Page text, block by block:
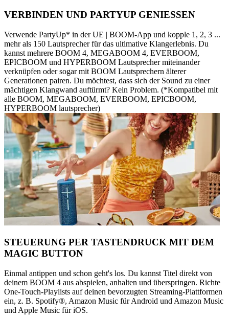
VERBINDEN UND PARTYUP GENIESSEN
Verwende PartyUp* in der UE | BOOM-App und kopple 1, 2, 3 ...
mehr als 150 Lautsprecher für das ultimative Klangerlebnis. Du
kannst mehrere BOOM 4, MEGABOOM 4, EVERBOOM,
EPICBOOM und HYPERBOOM Lautsprecher miteinander
verknüpfen oder sogar mit BOOM Lautsprechern älterer
Generationen pairen. Du möchtest, dass sich der Sound zu einer
mächtigen Klangwand auftürmt? Kein Problem. (*Kompatibel mit
alle BOOM, MEGABOOM, EVERBOOM, EPICBOOM,
HYPERBOOM lautsprecher)
STEUERUNG PER TASTENDRUCK MIT DEM
MAGIC BUTTON
Einmal antippen und schon geht's los. Du kannst Titel direkt von
deinem BOOM 4 aus abspielen, anhalten und überspringen. Richte
One-Touch-Playlists auf deinen bevorzugten Streaming-Plattformen
ein, z. B. Spotify®, Amazon Music für Android und Amazon Music
und Apple Music für iOS.